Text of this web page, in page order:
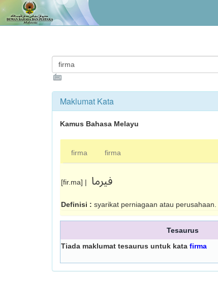
Maklumat Kata
Kamus Bahasa Melayu
firma firma
[fir.ma] | فيرما
Definisi : syarikat perniagaan atau perusahaan.
Tesaurus
Tiada maklumat tesaurus untuk kata firma